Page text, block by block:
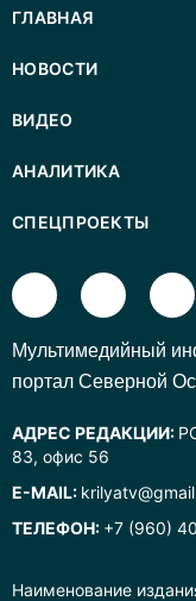
Наименование
ГЛАВНАЯ
НОВОСТИ
ВИДЕО
АНАЛИТИКА
СПЕЦПРОЕКТЫ
Mультимедийный
портал Северной
АДРЕС РЕДАКЦИИ:
83, офис 56
E-MAIL:
ТЕЛЕФОН: +7 (960)